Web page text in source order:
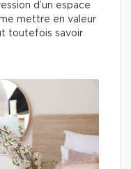
d’un espace
mettre en valeur
toutefois savoir